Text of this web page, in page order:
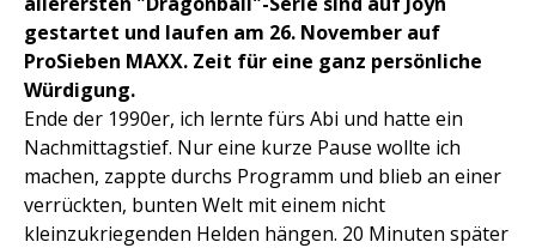
gestartet und laufen am 26. November auf
ProSieben MAXX. Zeit für eine ganz persönliche
Würdigung.
Ende der 1990er, ich lernte fürs Abi und hatte ein
Nachmittagstief. Nur eine kurze Pause wollte ich
machen, zappte durchs Programm und blieb an einer
verrückten, bunten Welt mit einem nicht
kleinzukriegenden Helden hängen. 20 Minuten später